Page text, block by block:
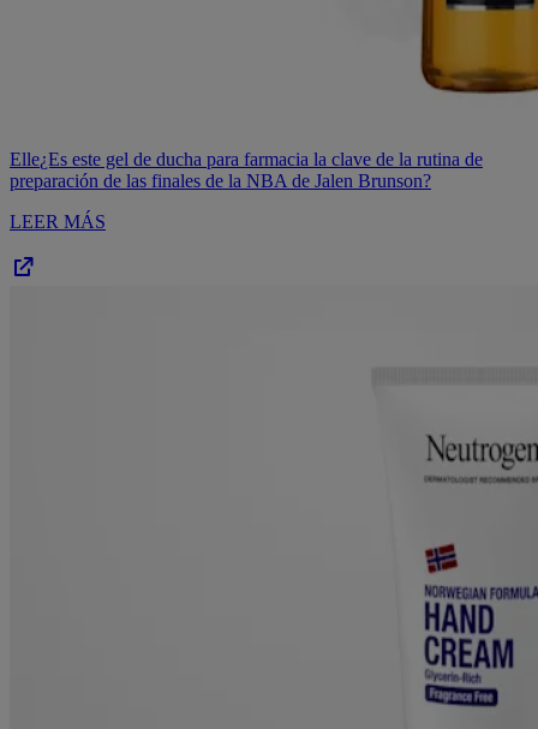
Elle¿Es este gel de ducha para farmacia la clave de la rutina de
preparación de las finales de la NBA de Jalen Brunson?
LEER MÁS